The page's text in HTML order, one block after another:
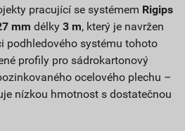
pracující se systémem Rigips
mm délky 3 m, který je navržen
podhledového systému tohoto
profily pro sádrokartonový
ocelového plechu –
nízkou hmotnost s dostatečnou